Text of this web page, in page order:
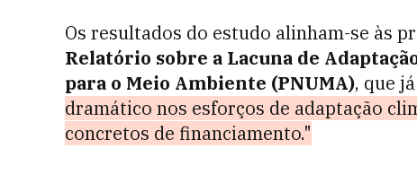
Os resultados do estudo alinham-se às
Relatório sobre a Lacuna de
para o Meio Ambiente (PNUMA), que
dramático nos esforços de adaptação
concretos de financiamento."